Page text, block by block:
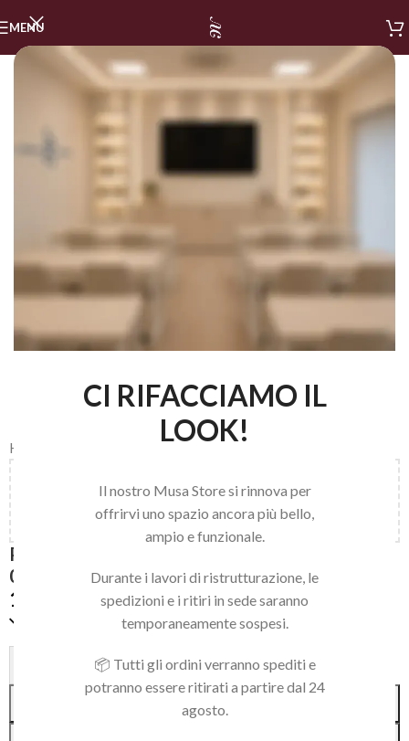
CI RIFACCIAMO IL
LOOK!
Il nostro Musa Store si rinnova per
offrirvi uno spazio ancora più bello,
ampio e funzionale.
Durante i lavori di ristrutturazione, le
spedizioni e i ritiri in sede saranno
temporaneamente sospesi.
📦 Tutti gli ordini verranno spediti e
potranno essere ritirati a partire dal 24
agosto.
MENU
Home
150,00€al carrello e ottieni la spedizione
PRESS ON BABY BOOMER MEDIUM COFFIN
02
19,90
AGGIUNGI AL CARRELLO